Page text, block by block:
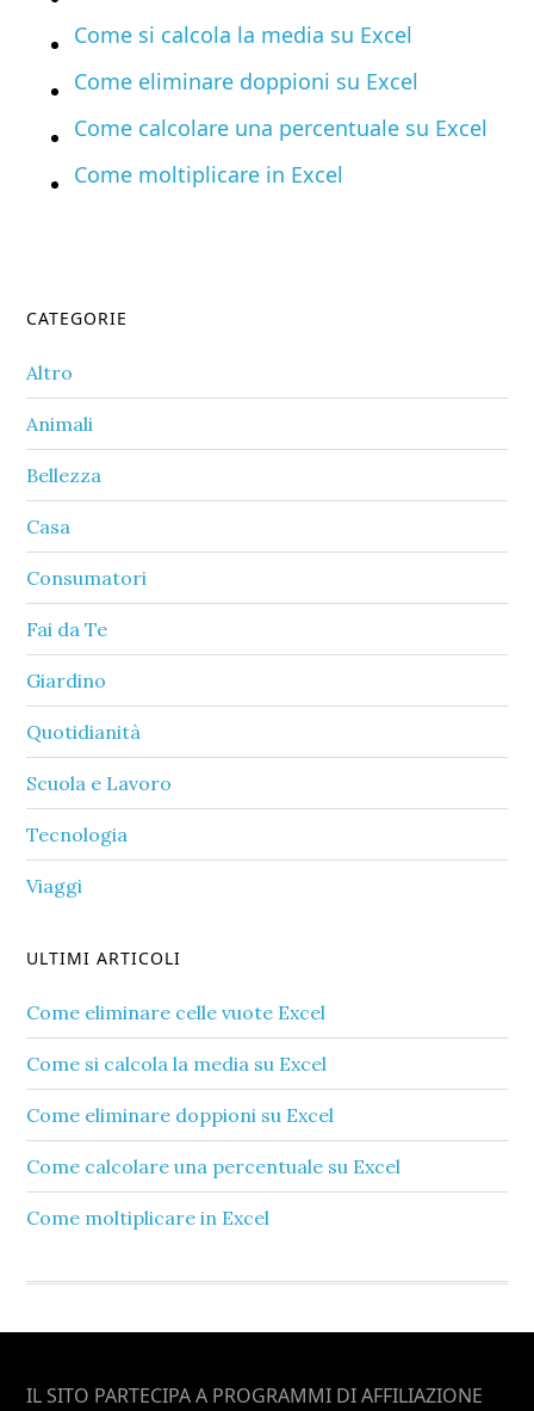
Come si calcola la media su Excel​
Come eliminare doppioni su Excel​
Come calcolare una percentuale su Excel​
Come moltiplicare in Excel​
Primary
Sidebar
CATEGORIE
Altro
Animali
Bellezza
Casa
Consumatori
Fai da Te
Giardino
Quotidianità
Scuola e Lavoro
Tecnologia
Viaggi
ULTIMI ARTICOLI
Come eliminare celle vuote Excel​
Come si calcola la media su Excel​
Come eliminare doppioni su Excel​
Come calcolare una percentuale su Excel​
Come moltiplicare in Excel​
Footer
IL SITO PARTECIPA A PROGRAMMI DI AFFILIAZIONE